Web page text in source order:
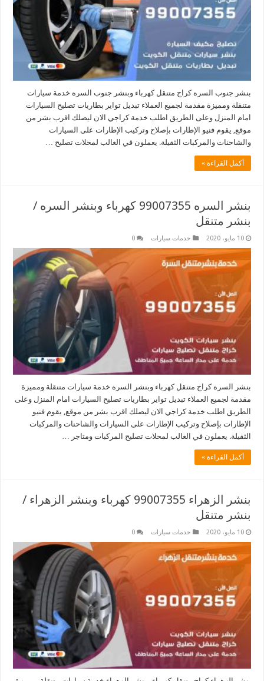
بنشر جنوب السره كراج متنقل كهرباء وبنشر جنوب السره خدمة سيارات
متنقلة ومميزة مقدمة لجميع العملاء تبديل تواير بطاريات تصليح السيارات
امام المنزل وعلى الطريق اطلب خدمة كراجي الان ليصلك اقرب بشر من
موقع, يقوم فنيو الإطارات بإصلاح وتركيب الإطارات على السيارات
والشاحنات والمركبات الثقيلة. يعملون في الغالب لمحلات تصليح …
أكمل القراءة »
بنشر السره 99007355 كهرباء وبنشر السره /
بنشر متنقل
10 مايو، 2020 خدمات سيارات 0
بنشر السره كراج متنقل كهرباء وبنشر السره خدمة سيارات متنقلة ومميزة
مقدمة لجميع العملاء تبديل تواير بطاريات تصليح السيارات امام المنزل وعلى
الطريق اطلب خدمة كراجي الان ليصلك اقرب بشر من موقع, يقوم فنيو
الإطارات بإصلاح وتركيب الإطارات على السيارات والشاحنات والمركبات
الثقيلة. يعملون في الغالب لمحلات تصليح المركبات ومتاجر …
أكمل القراءة »
بنشر الزهراء 99007355 كهرباء وبنشر الزهراء /
بنشر متنقل
10 مايو، 2020 خدمات سيارات 0